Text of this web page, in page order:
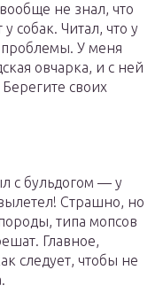
не знал, что
собак. Читал, что у
У меня
овчарка, и с ней
Берегите своих
с бульдогом — у
Страшно, но
типа мопсов
Главное,
следует, чтобы не